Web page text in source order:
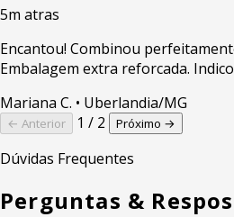
5m atras
Encantou! Combinou
Embalagem extra reforcada.
Mariana C. • Uberlandia/MG
← Anterior 1 / 2 Próximo →
Dúvidas Frequentes
Perguntas &